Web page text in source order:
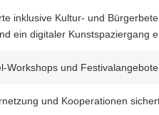
inklusive Kultur- und
ein digitaler Kunstspaziergang
Workshops und
und Kooperationen